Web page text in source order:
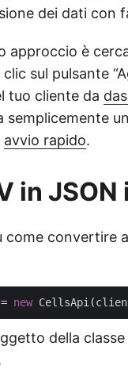
dei dati
approccio è
sul pulsante
tuo cliente da
semplicemente
avvio rapido.
in JSON
come convertire
new
della